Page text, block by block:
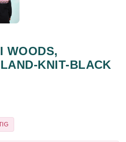
WOODS,
KNIT-BLACK